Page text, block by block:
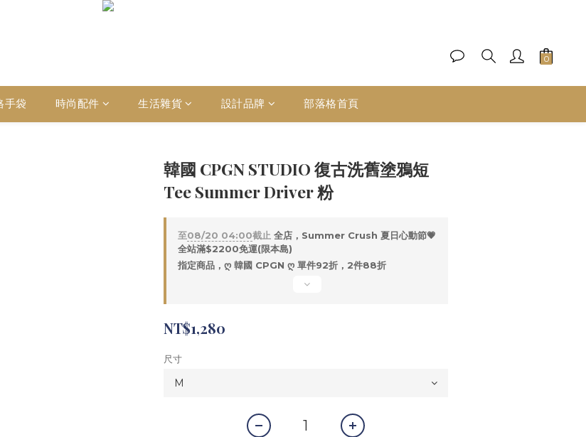
手袋 時尚配件 生活雜貨 設計品牌 部落格首頁
韓國 CPGN STUDIO 復古洗舊塗鴉短
Tee Summer Driver 粉
至08/20 04:00截止 全店，Summer Crush 夏日心動節💗
全站滿$2200免運(限本島)
指定商品，ღ 韓國 CPGN ღ 單件92折，2件88折
NT$1,280
尺寸